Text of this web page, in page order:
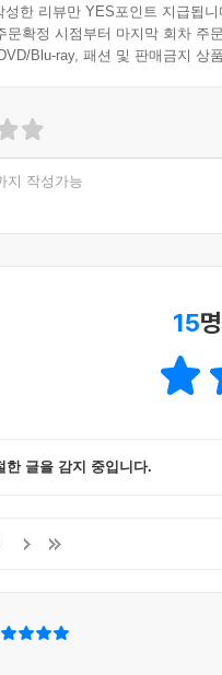
한 리뷰만 YES포인트 지급됩니
문확정 시점부터 마지막 회차 주
Blu-ray, 패션 및 판매금지 상
지 작성가능
15
한 글을 감지 중입니다.